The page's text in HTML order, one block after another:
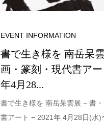
EVENT INFORMATION
書で生き様を 南岳杲
画・篆刻・現代書アー
年4月28...
書で生き様を 南岳杲雲展 − 書
書アート − 2021年 4月28日(水)